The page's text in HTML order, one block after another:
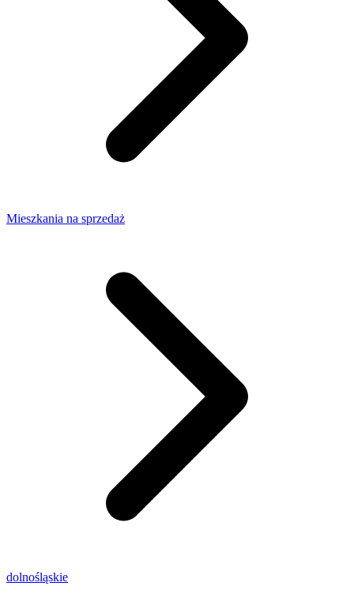
Mieszkania na sprzedaż
dolnośląskie